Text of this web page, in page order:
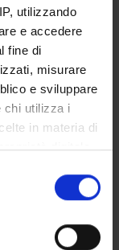
utilizzando
e accedere
fine di
misurare
e sviluppare
chi utilizza i
in materia di
digitale
in qualsiasi
o facendo clic